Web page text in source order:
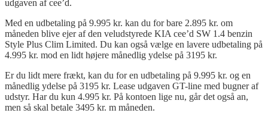
udgaven af cee’d.
Med en udbetaling på 9.995 kr. kan du for bare 2.895 kr. om
måneden blive ejer af den veludstyrede KIA cee’d SW 1.4 benzin
Style Plus Clim Limited. Du kan også vælge en lavere udbetaling på
4.995 kr. mod en lidt højere månedlig ydelse på 3195 kr.
Er du lidt mere frækt, kan du for en udbetaling på 9.995 kr. og en
månedlig ydelse på 3195 kr. Lease udgaven GT-line med bugner af
udstyr. Har du kun 4.995 kr. På kontoen lige nu, går det også an,
men så skal betale 3495 kr. m måneden.